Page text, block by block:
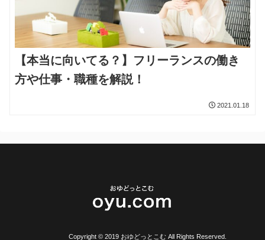
【本当に向いてる？】フリーランスの働き
方や仕事・職種を解説！
2021.01.18
Copyright © 2019 おゆどっとこむ All Rights Reserved.